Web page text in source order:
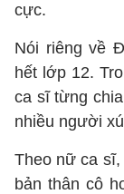
cực.
Nói riêng về
hết lớp 12.
ca sĩ từng
nhiều người
Theo nữ ca
bản thân cô